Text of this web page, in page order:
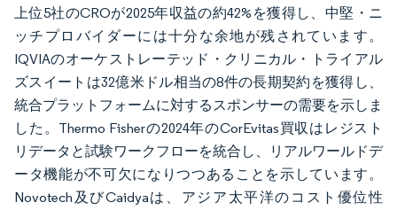
上位5社のCROが2025年収益の約42%を獲得し、中堅・ニ
ッチプロバイダーには十分な余地が残されています。
IQVIAのオーケストレーテッド・クリニカル・トライアル
ズスイートは32億米ドル相当の8件の長期契約を獲得し、
統合プラットフォームに対するスポンサーの需要を示しま
した。Thermo Fisherの2024年のCorEvitas買収はレジスト
リデータと試験ワークフローを統合し、リアルワールドデ
ータ機能が不可欠になりつつあることを示しています。
Novotech及びCaidyaは、アジア太平洋のコスト優位性